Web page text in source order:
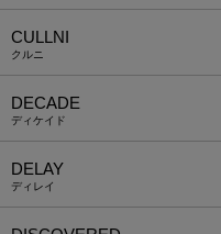
CULLNI
クルニ
DECADE
ディケイド
DELAY
ディレイ